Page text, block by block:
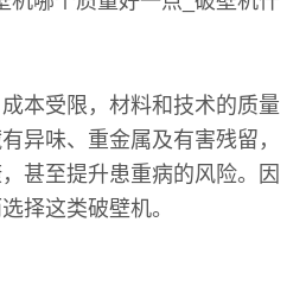
本受限，材料和技术的质量
异味、重金属及有害残留，
甚至提升患重病的风险。因
择这类破壁机。